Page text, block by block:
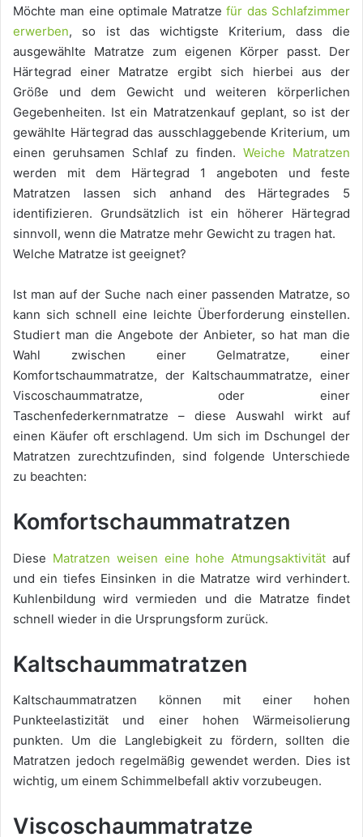
Möchte man eine optimale Matratzefür das Schlafzimmer
erwerben, so ist das wichtigste Kriterium, dass die
ausgewählte Matratze zum eigenen Körper passt. Der
Härtegrad einer Matratze ergibt sich hierbei aus der
Größe und dem Gewicht und weiteren körperlichen
Gegebenheiten. Ist ein Matratzenkauf geplant, so ist der
gewählte Härtegrad das ausschlaggebende Kriterium, um
einen geruhsamen Schlaf zu finden. Weiche Matratzen
werden mit dem Härtegrad 1 angeboten und feste
Matratzen lassen sich anhand des Härtegrades 5
identifizieren. Grundsätzlich ist ein höherer Härtegrad
sinnvoll, wenn die Matratze mehr Gewicht zu tragen hat.
Welche Matratze ist geeignet?
Ist man auf der Suche nach einer passenden Matratze, so
kann sich schnell eine leichte Überforderung einstellen.
Studiert man die Angebote der Anbieter, so hat man die
Wahl zwischen einer Gelmatratze, einer
Komfortschaummatratze, der Kaltschaummatratze, einer
Viscoschaummatratze, oder einer
Taschenfederkernmatratze – diese Auswahl wirkt auf
einen Käufer oft erschlagend. Um sich im Dschungel der
Matratzen zurechtzufinden, sind folgende Unterschiede
zu beachten:
Komfortschaummatratzen
Diese Matratzen weisen eine hohe Atmungsaktivität auf
und ein tiefes Einsinken in die Matratze wird verhindert.
Kuhlenbildung wird vermieden und die Matratze findet
schnell wieder in die Ursprungsform zurück.
Kaltschaummatratzen
Kaltschaummatratzen können mit einer hohen
Punkteelastizität und einer hohen Wärmeisolierung
punkten. Um die Langlebigkeit zu fördern, sollten die
Matratzen jedoch regelmäßig gewendet werden. Dies ist
wichtig, um einem Schimmelbefall aktiv vorzubeugen.
Viscoschaummatratze